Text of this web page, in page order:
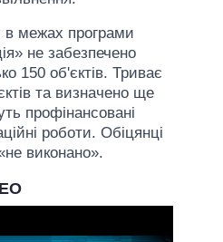
межах програми
не забезпечено
150 об'єктів. Триває
та визначено ще
профінансовані
роботи. Обіцянці
виконано».